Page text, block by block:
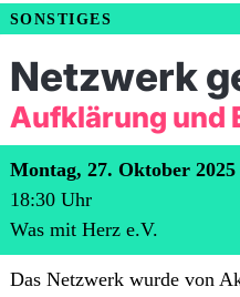
SONSTIGES
Netzwerk
Aufklärung und
Montag, 27. Oktober 2025
18:30 Uhr
Was mit Herz e.V.
Das Netzwerk wurde von